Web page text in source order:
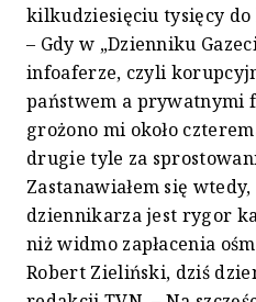
kilkudziesięciu tysięcy
– Gdy w „Dzienniku
infoaferze, czyli
państwem a prywatnymi
grożono mi około
drugie tyle za
Zastanawiałem się
dziennikarza jest rygor
niż widmo zapłacenia
Robert Zieliński, dziś